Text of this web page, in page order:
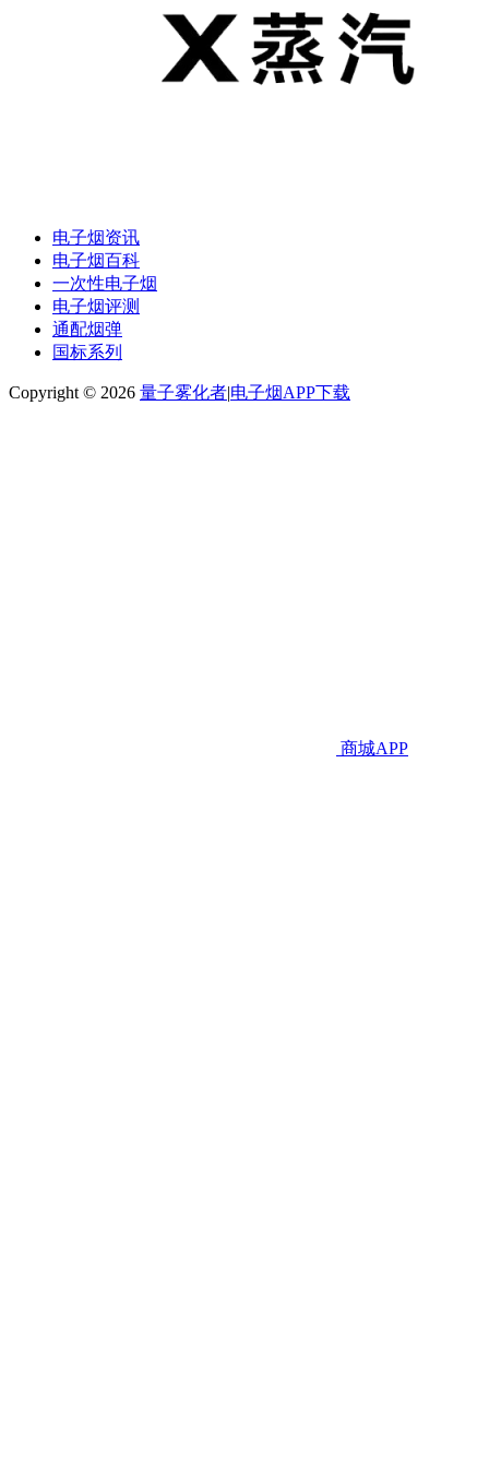
电子烟资讯
电子烟百科
一次性电子烟
电子烟评测
通配烟弹
国标系列
Copyright © 2026 量子雾化者|电子烟APP下载
商城APP